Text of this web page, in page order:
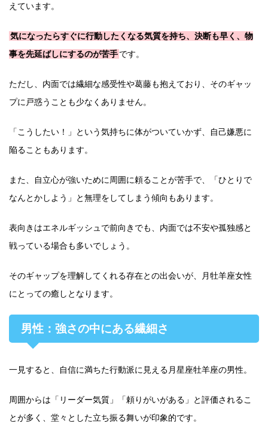
えています。
気になったらすぐに行動したくなる気質を持ち、決断も早く、物
事を先延ばしにするのが苦手です。
ただし、内面では繊細な感受性や葛藤も抱えており、そのギャッ
プに戸惑うことも少なくありません。
「こうしたい！」という気持ちに体がついていかず、自己嫌悪に
陥ることもあります。
また、自立心が強いために周囲に頼ることが苦手で、「ひとりで
なんとかしよう」と無理をしてしまう傾向もあります。
表向きはエネルギッシュで前向きでも、内面では不安や孤独感と
戦っている場合も多いでしょう。
そのギャップを理解してくれる存在との出会いが、月牡羊座女性
にとっての癒しとなります。
男性：強さの中にある繊細さ
一見すると、自信に満ちた行動派に見える月星座牡羊座の男性。
周囲からは「リーダー気質」「頼りがいがある」と評価されるこ
とが多く、堂々とした立ち振る舞いが印象的です。